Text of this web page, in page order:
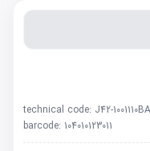
technical code: J42-1001110BA
barcode: 104010123011